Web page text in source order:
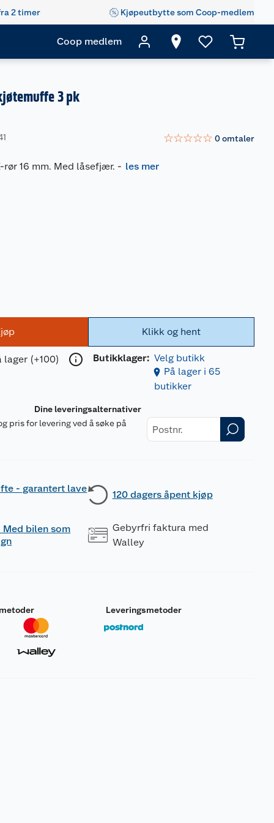
2 timer Kjøpeutbytte som Coop-medlem
Coop medlem
3 pk
☆☆☆☆☆ 0omtaler
16 mm. Med låsefjær. - les mer
lager (+100)
Klikk og hent
Butikklager: Velg butikk
På lager i 65
butikker
Dine leveringsalternativer
pris for levering ved å søke på
- garantert lave
120 dagers åpent kjøp
Med bilen som
Gebyrfri faktura med
Walley
Leveringsmetoder